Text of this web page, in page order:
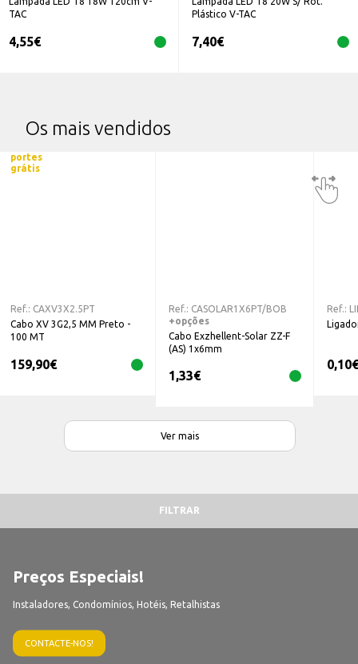
TAC
4,55€
Plástico V-TAC
7,40€
Os mais vendidos
portes
grátis
Ref.: CAXV3X2.5PT
Cabo XV 3G2,5 MM Preto -
100 MT
159,90€
Ref.: CASOLAR1X6PT/BOB
+opções
Cabo Exzhellent-Solar ZZ-F
(AS) 1x6mm
1,33€
Ref.:
0,10€
Ver mais
FILTRAR
Preços Especiais!
Instaladores, Condomínios, Hotéis, Retalhistas
CONTACTE-NOS!